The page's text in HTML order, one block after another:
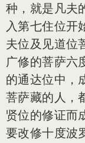
种，就是凡夫
入第七住位开
夫位及见道位
广修的菩萨六
的通达位中，
菩萨藏的人，
贤位的修证而
要改修十度波